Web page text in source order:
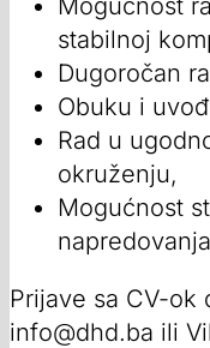
stabilnoj
Dugoročan
Obuku i
Rad u
okruženju,
Mogućnost
Prijave sa CV-ok
info@dhd.ba ili